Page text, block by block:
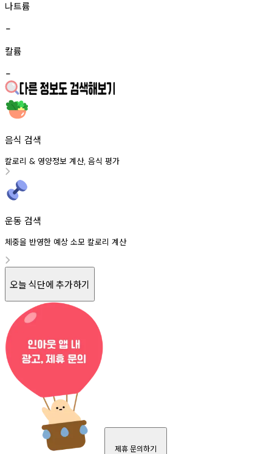
나트륨
-
칼륨
-
음식 검색
칼로리 & 영양정보 계산, 음식 평가
운동 검색
체중을 반영한 예상 소모 칼로리 계산
오늘 식단에 추가하기
제휴 문의하기